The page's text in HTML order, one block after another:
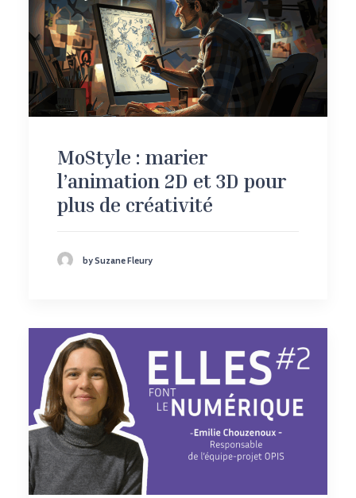
MoStyle : marier
l’animation 2D et 3D pour
plus de créativité
by Suzane Fleury